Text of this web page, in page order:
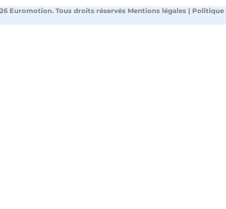
Euromotion. Tous droits réservés Mentions légales| Politique